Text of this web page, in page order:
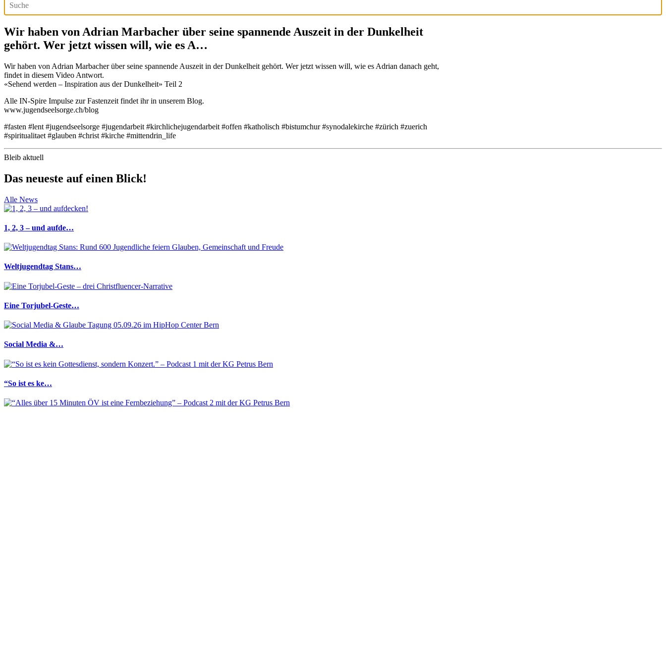
Wir haben von Adrian Marbacher über seine spannende Auszeit in der Dunkelheit
gehört. Wer jetzt wissen will, wie es A…
Wir haben von Adrian Marbacher über seine spannende Auszeit in der Dunkelheit gehört. Wer jetzt wissen will, wie es Adrian danach geht,
findet in diesem Video Antwort.
«Sehend werden – Inspiration aus der Dunkelheit» Teil 2
Alle IN-Spire Impulse zur Fastenzeit findet ihr in unserem Blog.
www.jugendseelsorge.ch/blog
#fasten #lent #jugendseelsorge #jugendarbeit #kirchlichejugendarbeit #offen #katholisch #bistumchur #synodalekirche #zürich #zuerich
#spiritualitaet #glauben #christ #kirche #mittendrin_life
Bleib aktuell
Das neueste auf einen Blick!
Alle News
1, 2, 3 – und aufde…
Weltjugendtag Stans…
Eine Torjubel-Geste…
Social Media &…
“So ist es ke…